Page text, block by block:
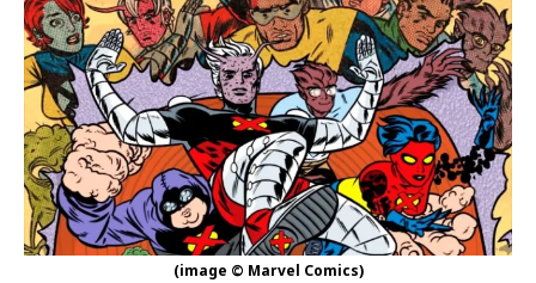
(image © Marvel Comics)